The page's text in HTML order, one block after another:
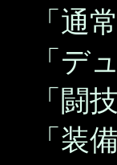
「通
「デ
「闘
「装